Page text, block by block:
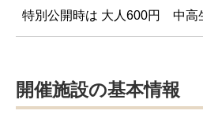
特別公開時は 大人600円 中
開催施設の基本情報